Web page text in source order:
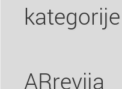
ARrevija